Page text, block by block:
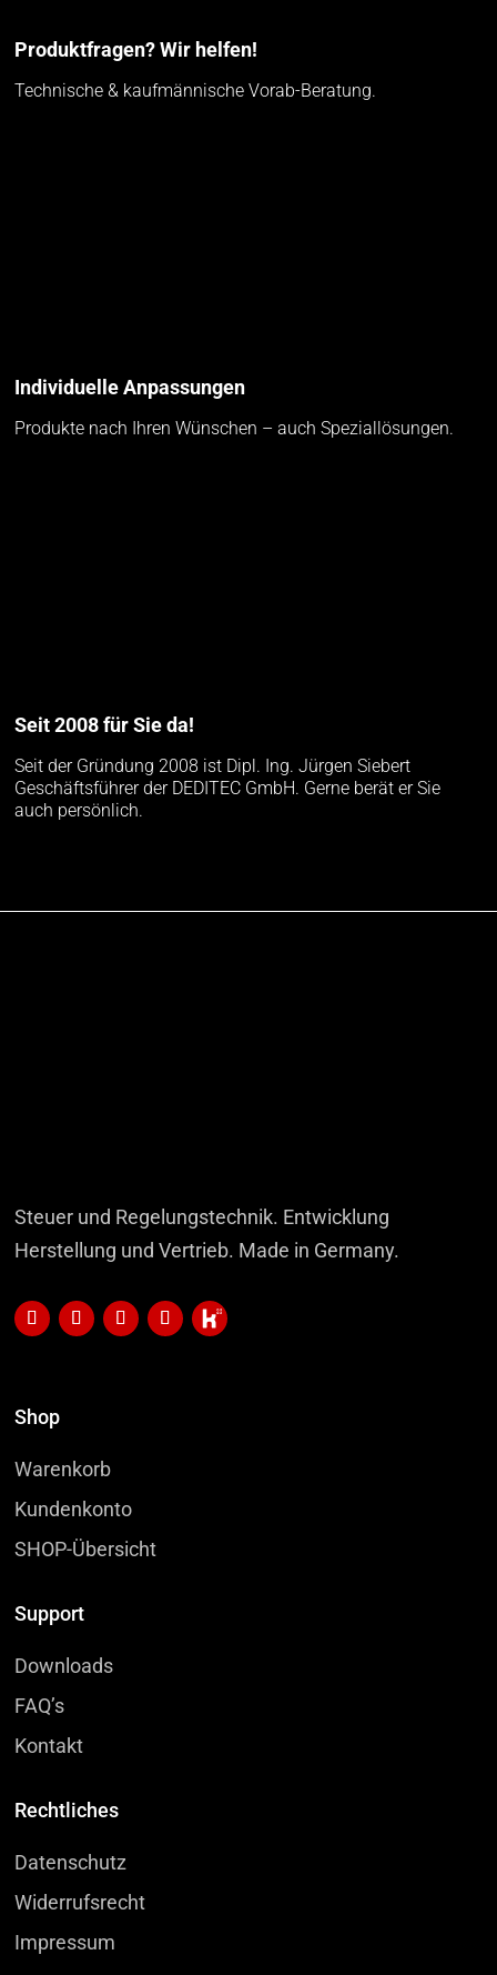
Produktfragen? Wir helfen!
Technische & kaufmännische Vorab-Beratung.
Individuelle Anpassungen
Produkte nach Ihren Wünschen – auch Speziallösungen.
Seit 2008 für Sie da!
Seit der Gründung 2008 ist Dipl. Ing. Jürgen Siebert
Geschäftsführer der DEDITEC GmbH. Gerne berät er Sie
auch persönlich.
Steuer und Regelungstechnik. Entwicklung
Herstellung und Vertrieb. Made in Germany.
Shop
Warenkorb
Kundenkonto
SHOP-Übersicht
Support
Downloads
FAQ’s
Kontakt
Rechtliches
Datenschutz
Widerrufsrecht
Impressum